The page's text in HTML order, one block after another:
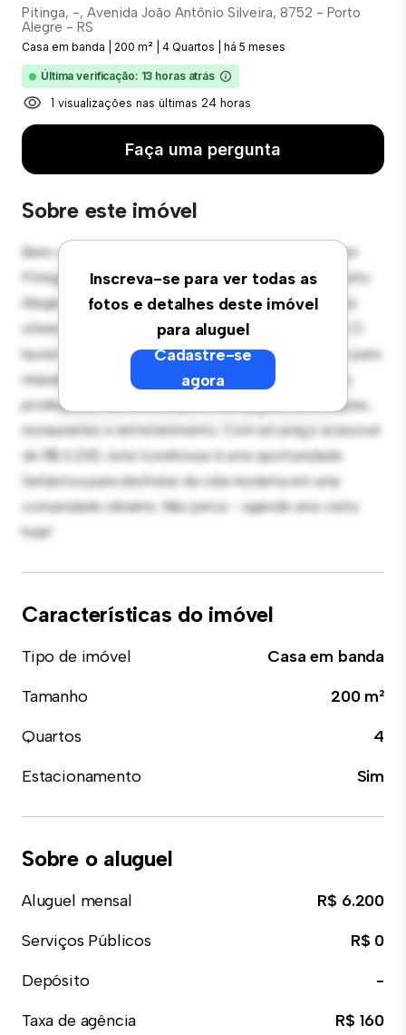
Pitinga, -, Avenida João Antônio Silveira, 8752 - Porto
Alegre - RS
Casa em banda 200 m² 4 Quartos há 5 meses
Última verificação: 13 horas atrás
1 visualizações nas últimas 24 horas
Faça uma pergunta
Sobre este imóvel
Inscreva-se para ver todas as
fotos e detalhes deste imóvel
para aluguel
Cadastre-se
agora
Bem-vindo ao seu novo santuário em townhouse em
Pitinga, -, Avenida João Antônio Silveira, 8752 - Porto
Alegre - RS! Esta espaçosa townhouse de 4 quartos
oferece um espaço de vida moderno e confortável. O
layout bem projetado proporciona bastante espaço para
relaxamento e entretenimento. Com sua localização
privilegiada, você estará perto de opções de compras,
restaurantes e entretenimento. Com um preço acessível
de R$ 6.200, esta townhouse é uma oportunidade
fantástica para desfrutar da vida moderna em uma
comunidade vibrante. Não perca – agende uma visita
hoje!
Características do imóvel
Tipo de imóvel
Casa em banda
Tamanho
200 m²
Quartos
4
Estacionamento
Sim
Sobre o aluguel
Aluguel mensal
R$ 6.200
Serviços Públicos
R$ 0
Depósito
-
Taxa de agência
R$ 160